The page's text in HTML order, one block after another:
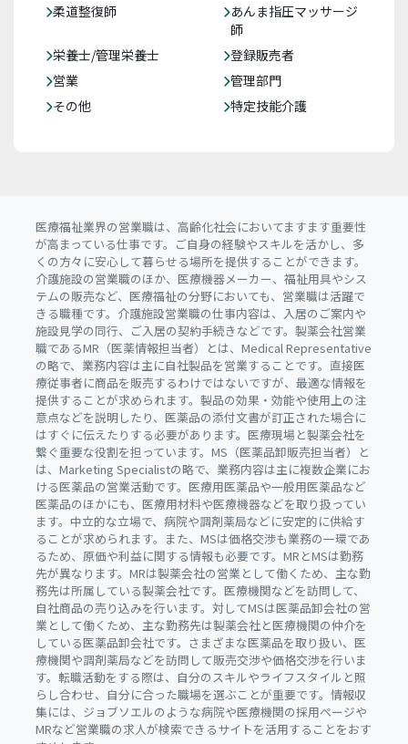
柔道整復師
あんま指圧マッサージ
師
栄養士/管理栄養士
登録販売者
営業
管理部門
その他
特定技能介護
医療福祉業界の営業職は、高齢化社会においてますます重要性
が高まっている仕事です。ご自身の経験やスキルを活かし、多
くの方々に安心して暮らせる場所を提供することができます。
介護施設の営業職のほか、医療機器メーカー、福祉用具やシス
テムの販売など、医療福祉の分野においても、営業職は活躍で
きる職種です。介護施設営業職の仕事内容は、入居のご案内や
施設見学の同行、ご入居の契約手続きなどです。製薬会社営業
職であるMR（医薬情報担当者）とは、Medical Representative
の略で、業務内容は主に自社製品を営業することです。直接医
療従事者に商品を販売するわけではないですが、最適な情報を
提供することが求められます。製品の効果・効能や使用上の注
意点などを説明したり、医薬品の添付文書が訂正された場合に
はすぐに伝えたりする必要があります。医療現場と製薬会社を
繋ぐ重要な役割を担っています。MS（医薬品卸販売担当者）と
は、Marketing Specialistの略で、業務内容は主に複数企業にお
ける医薬品の営業活動です。医療用医薬品や一般用医薬品など
医薬品のほかにも、医療用材料や医療機器などを取り扱ってい
ます。中立的な立場で、病院や調剤薬局などに安定的に供給す
ることが求められます。また、MSは価格交渉も業務の一環であ
るため、原価や利益に関する情報も必要です。MRとMSは勤務
先が異なります。MRは製薬会社の営業として働くため、主な勤
務先は所属している製薬会社です。医療機関などを訪問して、
自社商品の売り込みを行います。対してMSは医薬品卸会社の営
業として働くため、主な勤務先は製薬会社と医療機関の仲介を
している医薬品卸会社です。さまざまな医薬品を取り扱い、医
療機関や調剤薬局などを訪問して販売交渉や価格交渉を行いま
す。転職活動をする際は、自分のスキルやライフスタイルと照
らし合わせ、自分に合った職場を選ぶことが重要です。情報収
集には、ジョブソエルのような病院や医療機関の採用ページや
MRなど営業職の求人が検索できるサイトを活用することをおす